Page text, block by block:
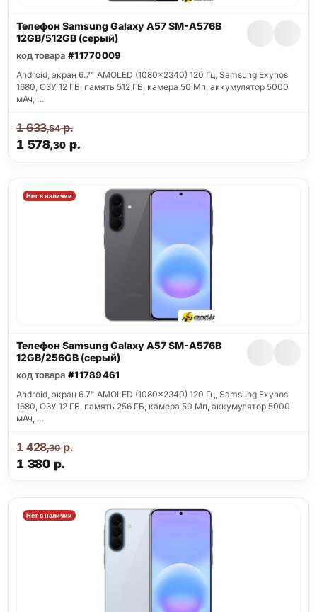
Телефон Samsung Galaxy A57 SM-A576B
12GB/512GB (серый)
код товара #11770009
Android, экран 6.7" AMOLED (1080x2340) 120 Гц, Samsung Exynos
1680, ОЗУ 12 ГБ, память 512 ГБ, камера 50 Мп, аккумулятор 5000
мАч, …
1 578,30 р.
1 633,54р.
Нет в наличии
Телефон Samsung Galaxy A57 SM-A576B
12GB/256GB (серый)
код товара #11789461
Android, экран 6.7" AMOLED (1080x2340) 120 Гц, Samsung Exynos
1680, ОЗУ 12 ГБ, память 256 ГБ, камера 50 Мп, аккумулятор 5000
мАч, …
1 380 р.
1 428,30р.
Нет в наличии